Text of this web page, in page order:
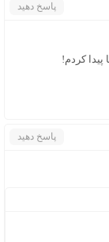
پاسخ دهید
کردم!
پاسخ دهید